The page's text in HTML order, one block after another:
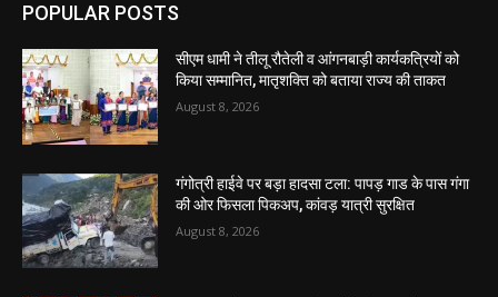
POPULAR POSTS
सीएम धामी ने तीलू रौतेली व आंगनबाड़ी कार्यकत्रियों को
किया सम्मानित, मातृशक्ति को बताया राज्य की ताकत
August 8, 2026
गंगोत्री हाईवे पर बड़ा हादसा टला: पापड़ गाड के पास गंगा
की ओर फिसला पिकअप, कांवड़ यात्री सुरक्षित
August 8, 2026